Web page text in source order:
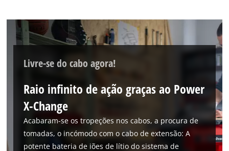
Livre-se do cabo agora!
Raio infinito de ação graças ao Power
X-Change
Acabaram-se os tropeções nos cabos, a procura de
tomadas, o incómodo com o cabo de extensão: A
potente bateria de iões de lítio do sistema de